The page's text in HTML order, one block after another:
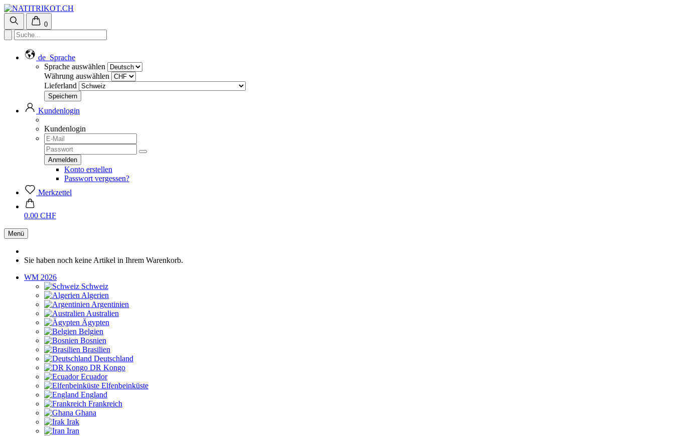
0
de Sprache
Sprache auswählen
Währung auswählen
Lieferland
Kundenlogin
Kundenlogin
Konto erstellen
Passwort vergessen?
Merkzettel
0.00 CHF
Menü
Sie haben noch keine Artikel in Ihrem Warenkorb.
WM 2026
Schweiz
Algerien
Argentinien
Australien
Ägypten
Belgien
Bosnien
Brasilien
Deutschland
DR Kongo
Ecuador
Elfenbeinküste
England
Frankreich
Ghana
Irak
Iran